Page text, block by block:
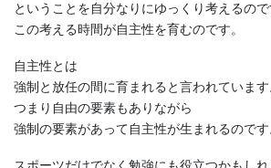
ということを自分なりにゆっくり考えるので
この考える時間が自主性を育むのです。
自主性とは
強制と放任の間に育まれると言われています
つまり自由の要素もありながら
強制の要素があって自主性が生まれるのです
スポーツだけでなく勉強にも役立つかもしれ